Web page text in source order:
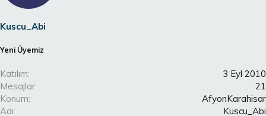
Kuscu_Abi
Yeni Üyemiz
Katılım
3 Eyl 2010
Mesajlar
21
Konum
AfyonKarahisar
Adı
Kuscu_Abi